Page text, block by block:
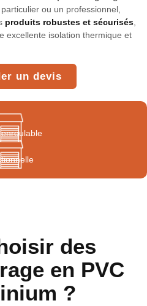
ou un professionnel,
produits robustes et sécurisés,
excellente isolation thermique et
un devis
des
en PVC
?